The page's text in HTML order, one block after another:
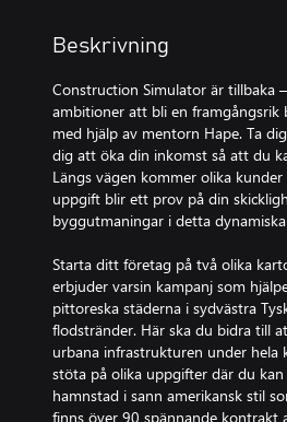
Beskrivning
Construction Simulator är tillbaka
ambitioner att bli en
med hjälp av mentorn Hape. Ta
dig att öka din inkomst så att du
Längs vägen kommer olika
uppgift blir ett prov på din
byggutmaningar i detta
Starta ditt företag på två olika
erbjuder varsin kampanj som
pittoreska städerna i sydvästra
flodstränder. Här ska du bidra till
urbana infrastrukturen under hela
stöta på olika uppgifter där du
hamnstad i sann amerikansk stil
finns över 90 spännande kontrakt